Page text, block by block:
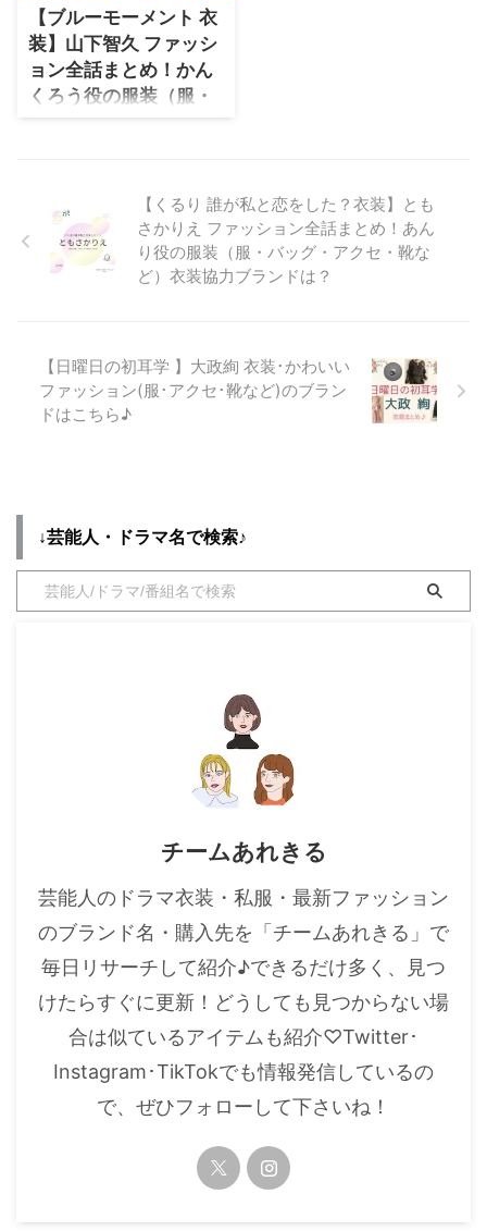
服装（ファッション・コーデ）の
「ブランド」や「購入先」の情報
をまとめています♪ 石井杏奈い
しい あんなさんがドラマ【ブル
ーモーメント（BLUE
MOMENT）】雲田真紀くもた ま
ーン別・コーデ別にドラマファッ
ションをまとめてい ...
【ブルーモーメント 衣
装】山下智久 ファッシ
ョン全話まとめ！かん
くろう役の服装（服・
バッグ・アクセ・靴な
【ブルーモーメント】山下智久さ
ん（はるはら かんくろう役）の
衣装・服装（服･バッグ･アクセ・
靴など）やドラマファッションの
コーデを着用シーン別・コーデ別
【くるり 誰が私と恋をした？衣装】とも
さかりえ ファッション全話まとめ！あん
り役の服装（服・バッグ・アクセ・靴な
ど）衣装協力ブランドは？
【日曜日の初耳学 】大政絢 衣装･かわいい
ファッション(服･アクセ･靴など)のブラン
ドはこちら♪
↓芸能人・ドラマ名で検索♪
チームあれきる
芸能人のドラマ衣装・私服・最新ファッション
のブランド名・購入先を「チームあれきる」で
毎日リサーチして紹介♪できるだけ多く、見つ
けたらすぐに更新！どうしても見つからない場
合は似ているアイテムも紹介♡Twitter･
Instagram･TikTokでも情報発信しているの
で、ぜひフォローして下さいね！